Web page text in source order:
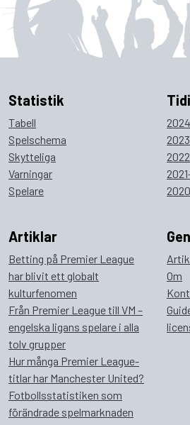
Statistik
Tabell
Spelschema
Skytteliga
Varningar
Spelare
Artiklar
Betting på Premier League
har blivit ett globalt
kulturfenomen
Från Premier League till VM –
engelska ligans spelare i alla
tolv grupper
Hur många Premier League-
titlar har Manchester United?
Fotbollsstatistiken som
förändrade spelmarknaden
Om